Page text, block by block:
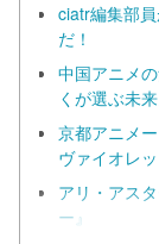
ciatr編集部
だ！
中国アニメ
くが選ぶ未来
京都アニメ
ヴァイオレ
アリ・アス
ー』